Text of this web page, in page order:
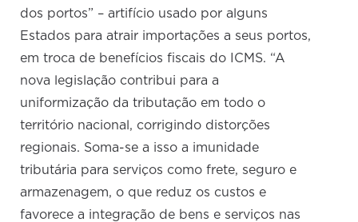
dos portos” – artifício usado por alguns
Estados para atrair importações a seus portos,
em troca de benefícios fiscais do ICMS. “A
nova legislação contribui para a
uniformização da tributação em todo o
território nacional, corrigindo distorções
regionais. Soma-se a isso a imunidade
tributária para serviços como frete, seguro e
armazenagem, o que reduz os custos e
favorece a integração de bens e serviços nas